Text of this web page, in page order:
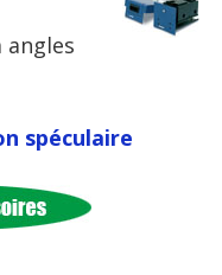
angles
spéculaire